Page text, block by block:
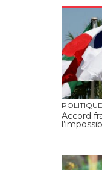
POLITIQUE
Accord